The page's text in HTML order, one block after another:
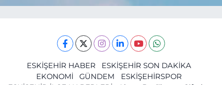
ESKİŞEHİR HABER
ESKİŞEHİR SON DAKİKA
EKONOMİ
GÜNDEM
ESKİŞEHİRSPOR